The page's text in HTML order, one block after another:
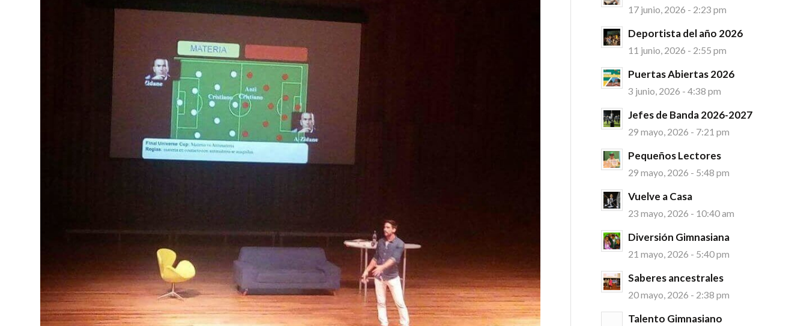
17 junio, 2026 - 2:23 pm
Deportista del año 2026
11 junio, 2026 - 2:55 pm
Puertas Abiertas 2026
3 junio, 2026 - 4:38 pm
Jefes de Banda 2026-2027
29 mayo, 2026 - 7:21 pm
Pequeños Lectores
29 mayo, 2026 - 5:48 pm
Vuelve a Casa
23 mayo, 2026 - 10:40 am
Diversión Gimnasiana
21 mayo, 2026 - 5:40 pm
Saberes ancestrales
20 mayo, 2026 - 2:38 pm
Talento Gimnasiano